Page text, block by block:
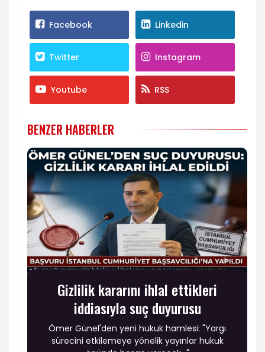
Facebook Linkedin
Twitter Instagram
Youtube RSS
BENZER HABERLER
Gizlilik kararını ihlal ettikleri
iddiasıyla suç duyurusu
Ömer Günel'den yeni hukuk hamlesi: "Yargı
sürecini etkilemeye yönelik yayınlar hukuk